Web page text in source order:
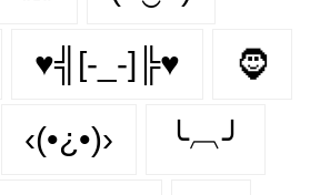
♥╣[-_-]╠♥ 🧔‍
‹(•¿•)› ╰︹╯